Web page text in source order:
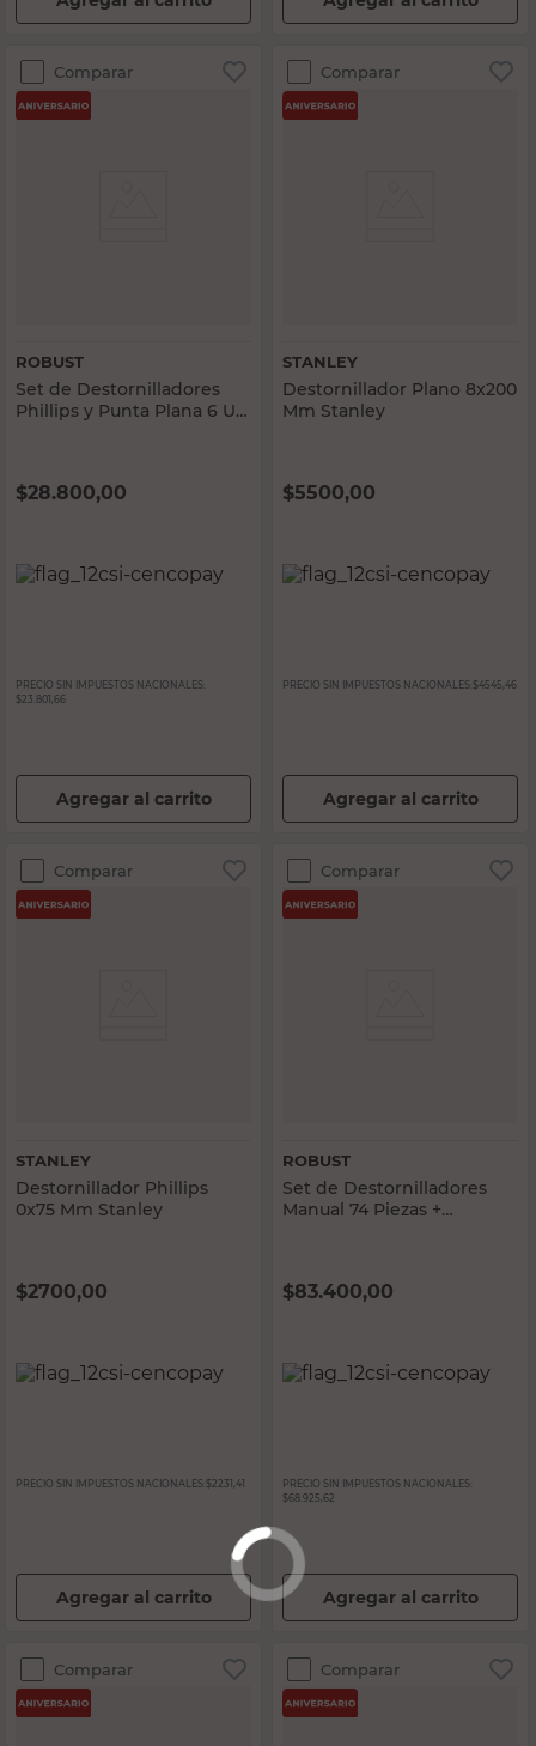
Comparar
ROBUST
Set de Destornilladores
Phillips y Punta Plana 6 Un
$28.800,00
PRECIO SIN IMPUESTOS NACIONALES:
$23.801,66
Agregar al carrito
Comparar
STANLEY
Destornillador Plano 8x200
Mm Stanley
$5500,00
PRECIO SIN IMPUESTOS NACIONALES: $4545,46
Agregar al carrito
Comparar
STANLEY
Destornillador Phillips
0x75 Mm Stanley
$2700,00
PRECIO SIN IMPUESTOS NACIONALES: $2231,41
Agregar al carrito
Comparar
ROBUST
Set de Destornilladores
Manual 74 Piezas +
$83.400,00
PRECIO SIN IMPUESTOS NACIONALES:
$68.925,62
Agregar al carrito
Comparar Comparar